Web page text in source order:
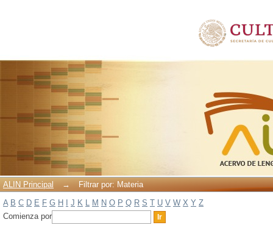
ALIN Principal →
Filtrar por: Materia
A B C D E F G H J K L M N O P Q R S T U V W X Y Z
Comienza por